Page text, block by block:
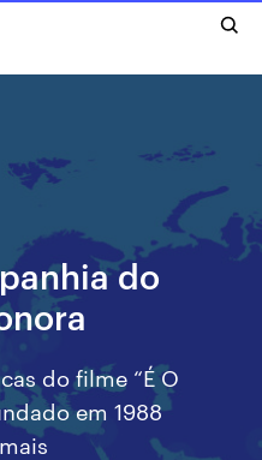
do
do filme “É O
em 1988